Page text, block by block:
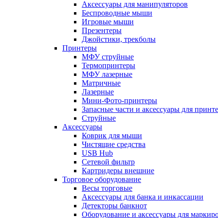
Аксессуары для манипуляторов
Беспроводные мыши
Игровые мыши
Презентеры
Джойстики, трекболы
Принтеры
МФУ струйные
Термопринтеры
МФУ лазерные
Матричные
Лазерные
Мини-Фото-принтеры
Запасные части и аксессуары для
Струйные
Аксессуары
Коврик для мыши
Чистящие средства
USB Hub
Сетевой фильтр
Картридеры внешние
Торговое оборудование
Весы торговые
Аксессуары для банка и инкассации
Детекторы банкнот
Оборудование и аксессуары для